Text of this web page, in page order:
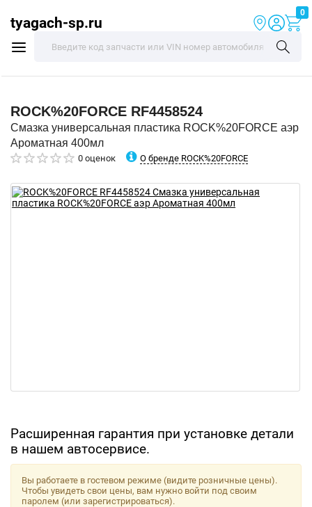
tyagach-sp.ru
0
ROCK%20FORCE RF4458524
Смазка универсальная пластика ROCK%20FORCE аэр
Ароматная 400мл
0 оценок О бренде ROCK%20FORCE
Расширенная гарантия при установке детали
в нашем автосервисе.
Вы работаете в гостевом режиме (видите розничные цены).
Чтобы увидеть свои цены, вам нужно войти под своим
паролем (или зарегистрироваться).